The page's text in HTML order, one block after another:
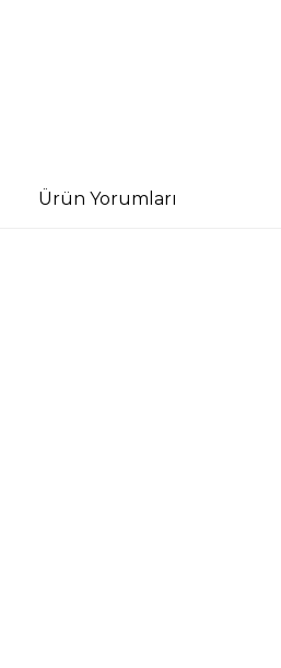
Ürün Yorumları